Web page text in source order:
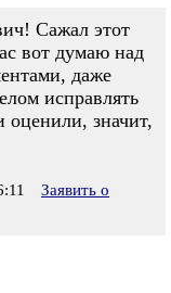
Сажал этот
вот думаю над
даже
исправлять
оценили, значит,
Заявить о